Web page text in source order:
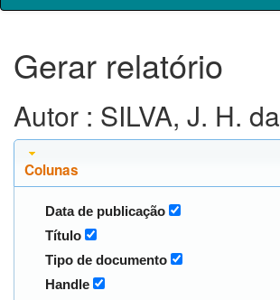
Gerar relatório
Autor : SILVA, J. H. da
Colunas
Data de publicação
Título
Tipo de documento
Handle